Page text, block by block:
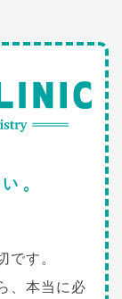
。
す。
、本当に必